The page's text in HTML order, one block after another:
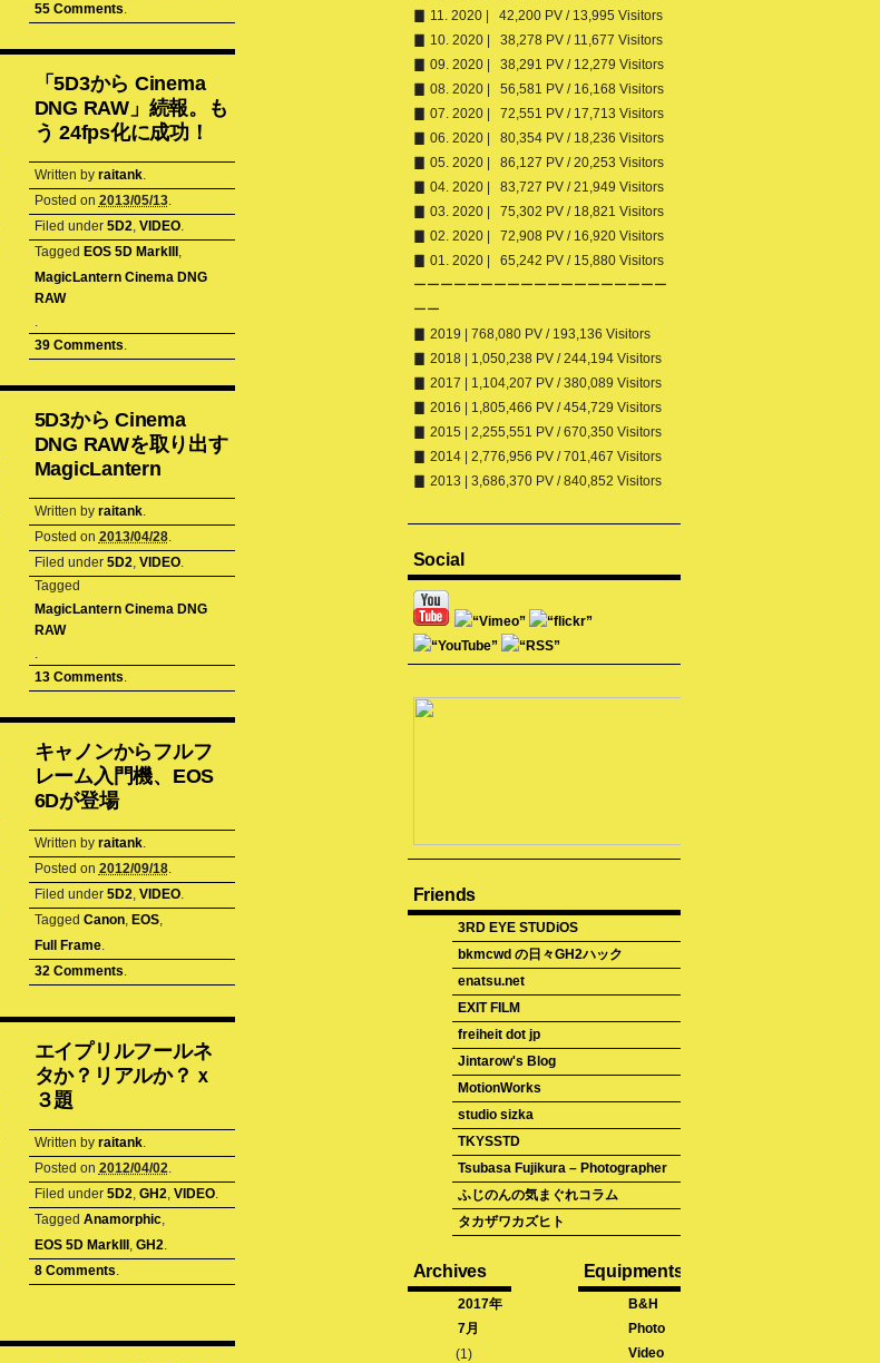
55 Comments.
「5D3から Cinema
DNG RAW」続報。も
う 24fps化に成功！
Written by raitank.
Posted on 2013/05/13.
Filed under 5D2, VIDEO.
Tagged EOS 5D MarkIII
,
MagicLantern Cinema DNG
RAW
.
39 Comments.
5D3から Cinema
DNG RAWを取り出す
MagicLantern
Written by raitank.
Posted on 2013/04/28.
Filed under 5D2, VIDEO.
Tagged
MagicLantern Cinema DNG
RAW
.
13 Comments.
キャノンからフルフ
レーム入門機、EOS
6Dが登場
Written by raitank.
Posted on 2012/09/18.
Filed under 5D2, VIDEO.
Tagged Canon, EOS,
Full Frame.
32 Comments.
エイプリルフールネ
タか？リアルか？ｘ
３題
Written by raitank.
Posted on 2012/04/02.
Filed under 5D2, GH2, VIDEO.
Tagged Anamorphic,
EOS 5D MarkIII
, GH2.
8 Comments.
▊ 11. 2020 | 42,200 PV / 13,995 Visitors
▊ 10. 2020 | 38,278 PV / 11,677 Visitors
▊ 09. 2020 | 38,291 PV / 12,279 Visitors
▊ 08. 2020 | 56,581 PV / 16,168 Visitors
▊ 07. 2020 | 72,551 PV / 17,713 Visitors
▊ 06. 2020 | 80,354 PV / 18,236 Visitors
▊ 05. 2020 | 86,127 PV / 20,253 Visitors
▊ 04. 2020 | 83,727 PV / 21,949 Visitors
▊ 03. 2020 | 75,302 PV / 18,821 Visitors
▊ 02. 2020 | 72,908 PV / 16,920 Visitors
▊ 01. 2020 | 65,242 PV / 15,880 Visitors
ーーーーーーーーーーーーーーーーーーー
ーー
▊ 2019 | 768,080 PV / 193,136 Visitors
▊ 2018 | 1,050,238 PV / 244,194 Visitors
▊ 2017 | 1,104,207 PV / 380,089 Visitors
▊ 2016 | 1,805,466 PV / 454,729 Visitors
▊ 2015 | 2,255,551 PV / 670,350 Visitors
▊ 2014 | 2,776,956 PV / 701,467 Visitors
▊ 2013 | 3,686,370 PV / 840,852 Visitors
Social
Friends
3RD EYE STUDiOS
bkmcwd の日々GH2ハック
enatsu.net
EXIT FILM
freiheit dot jp
Jintarow's Blog
MotionWorks
studio sizka
TKYSSTD
Tsubasa Fujikura – Photographer
ふじのんの気まぐれコラム
タカザワカズヒト
Archives
2017年
7月
(1)
Equipments
B&H
Photo
Video